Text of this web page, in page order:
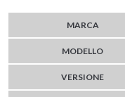
MARCA
MODELLO
VERSIONE